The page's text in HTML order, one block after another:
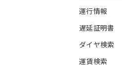
運行情報
遅延証明書
ダイヤ検索
運賃検索